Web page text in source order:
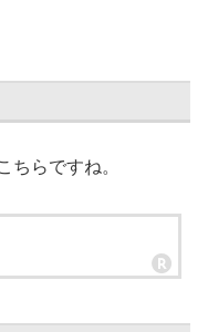
ちらですね。